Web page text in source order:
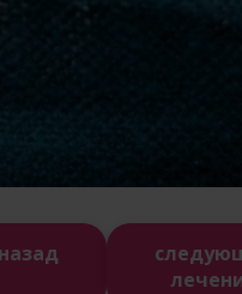
назад